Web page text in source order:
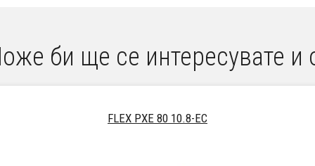
би ще се интересувате и
FLEX PXE 80 10.8-EC